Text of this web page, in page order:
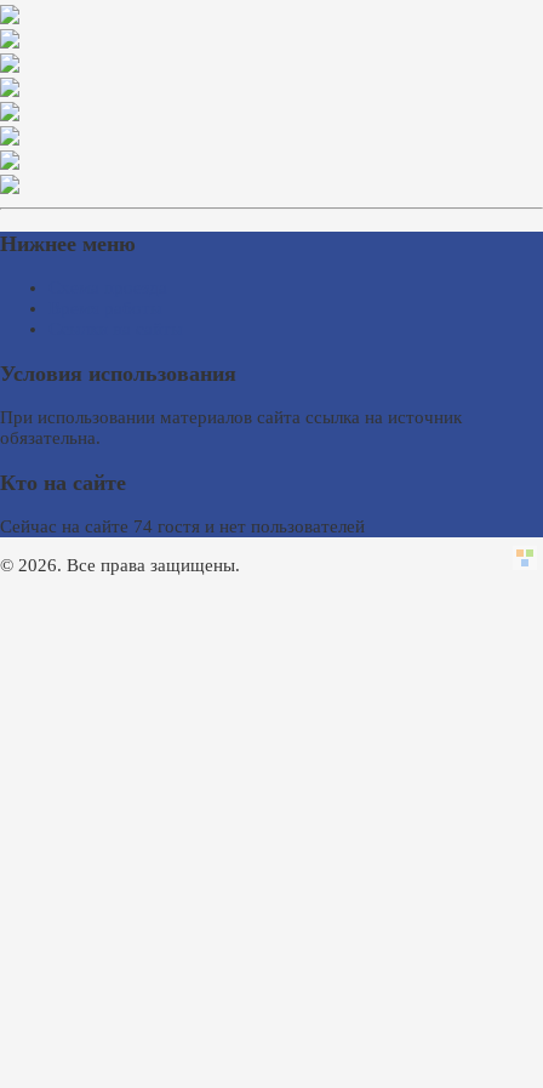
Нижнее меню
Условия использования
При использовании материалов сайта ссылка на источник
обязательна.
Кто на сайте
Сейчас на сайте 74 гостя и нет пользователей
© 2026. Все права защищены.